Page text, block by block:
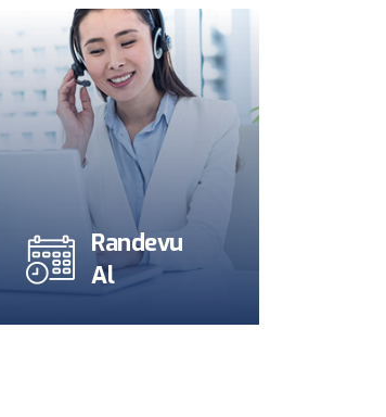
Randevu
Al